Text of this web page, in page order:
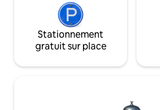
Stationnement
gratuit sur place